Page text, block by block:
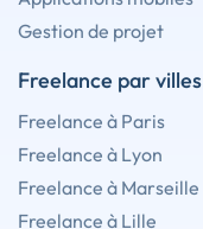
Gestion de projet
Freelance par villes
Freelance à Paris
Freelance à Lyon
Freelance à Marseille
Freelance à Lille